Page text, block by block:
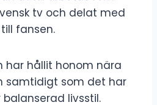
tv och delat med
fansen.
har hållit honom nära
samtidigt som det har
livsstil.